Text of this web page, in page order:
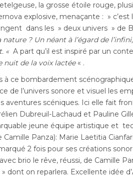
la grosse étoile rouge,
explosive, menaçante : » c’est
dans les » deux univers » de
nature ? Un néant à l’égard de
« A part qu’il est inspiré par un
nuit de la voix lactée« .
à ce bombardement
de l’univers sonore et visuel les
aventures scéniques. Ici elle fait
Dubreuil-Lachaud et Pauline
jeune équipe artistique et
Camille Panza): Marie Laetitia
2 fois pour ses créations
brio le rêve, réussi, de Camille
dont on reparlera. Excellente idée